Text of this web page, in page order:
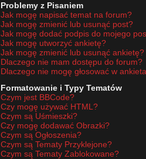
Problemy z Pisaniem
Jak mogę napisać temat na forum?
Jak mogę zmienić lub usunąć post?
Jak mogę dodać podpis do mojego
Jak mogę utworzyć ankietę?
Jak mogę zmienić lub usunąć ankietę?
Dlaczego nie mam dostępu do forum?
Dlaczego nie mogę głosować w
Formatowanie i Typy Tematów
Czym jest BBCode?
Czy mogę używać HTML?
Czym są Uśmieszki?
Czy mogę dodawać Obrazki?
Czym są Ogłoszenia?
Czym są Tematy Przyklejone?
Czym są Tematy Zablokowane?